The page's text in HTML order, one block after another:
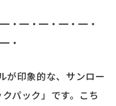
・━・━・━・━・
・
が印象的な、サンロー
パック」です。こち